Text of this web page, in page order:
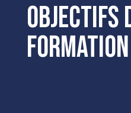
Objectifs
formation